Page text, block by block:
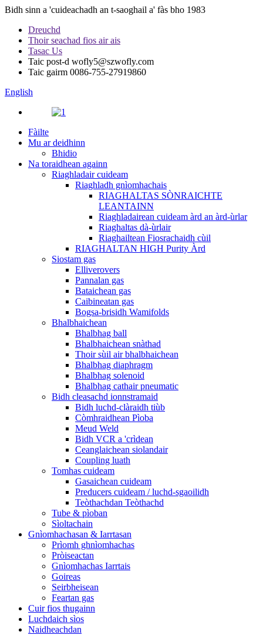
Bidh sinn a 'cuideachadh an t-saoghail a' fàs bho 1983
Dreuchd
Thoir seachad fios air ais
Tasac Us
Taic post-d wofly5@szwofly.com
Taic gairm 0086-755-27919860
English
Fàilte
Mu ar deidhinn
Bhidio
Na toraidhean againn
Riaghladair cuideam
Riaghladh gnìomhachais
RIAGHALTAS SÒNRAICHTE
LEANTAINN
Riaghladairean cuideam àrd an àrd-ùrlar
Riaghaltas dà-ùrlair
Riaghailtean Fiosrachaidh cùil
RIAGHALTAN HIGH Purity Àrd
Siostam gas
Elliverovers
Pannalan gas
Bataichean gas
Caibineatan gas
Bogsa-brisidh Wamifolds
Bhalbhaichean
Bhalbhag ball
Bhalbhaichean snàthad
Thoir sùil air bhalbhaichean
Bhalbhag diaphragm
Bhalbhag solenoid
Bhalbhag cathair pneumatic
Bidh cleasachd ionnstramaid
Bidh luchd-clàraidh tiùb
Còmhraidhean Pìoba
Meud Weld
Bidh VCR a 'crìdean
Ceanglaichean siolandair
Coupling luath
Tomhas cuideam
Gasaichean cuideam
Preducers cuideam / luchd-sgaoilidh
Teòthachdan Teòthachd
Tube & pìoban
Sìoltachain
Gnìomhachasan & Iarrtasan
Prìomh ghnìomhachas
Pròiseactan
Gnìomhachas Iarrtais
Goireas
Seirbheisean
Feartan gas
Cuir fios thugainn
Luchdaich sìos
Naidheachdan